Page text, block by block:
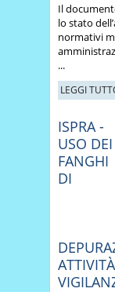
Il
lo stato
normativi
...
LEGGI
ISPRA -
USO DEI
FANGHI
DI